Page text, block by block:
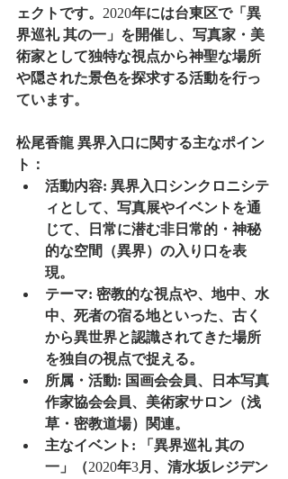
ェクトです。 2020年には台東区で「異
界巡礼 其の一」を開催し、写真家・美
術家として独特な視点から神聖な場所
や隠された景色を探求する活動を行っ
ています。
松尾香龍 異界入口に関する主なポイン
ト：
活動内容: 異界入口シンクロニシテ
ィとして、写真展やイベントを通
じて、日常に潜む非日常的・神秘
的な空間（異界）の入り口を表
現。
テーマ: 密教的な視点や、地中、水
中、死者の宿る地といった、古く
から異世界と認識されてきた場所
を独自の視点で捉える。
所属・活動: 国画会会員、日本写真
作家協会会員、美術家サロン（浅
草・密教道場）関連。
主なイベント:
「異界巡礼 其の
一」（2020年3月、清水坂レジデン